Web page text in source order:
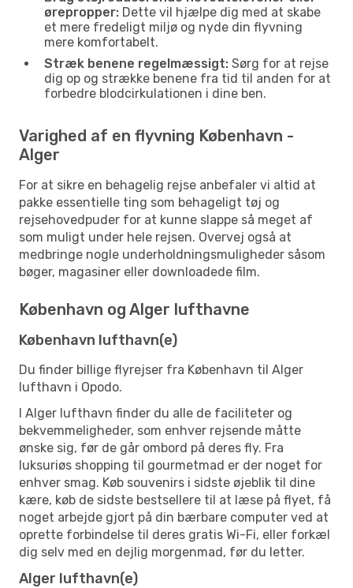
ørepropper: Dette vil hjælpe dig med at skabe
et mere fredeligt miljø og nyde din flyvning
mere komfortabelt.
Stræk benene regelmæssigt: Sørg for at rejse
dig op og strække benene fra tid til anden for at
forbedre blodcirkulationen i dine ben.
Varighed af en flyvning København -
Alger
For at sikre en behagelig rejse anbefaler vi altid at
pakke essentielle ting som behageligt tøj og
rejsehovedpuder for at kunne slappe så meget af
som muligt under hele rejsen. Overvej også at
medbringe nogle underholdningsmuligheder såsom
bøger, magasiner eller downloadede film.
København og Alger lufthavne
København lufthavn(e)
Du finder billige flyrejser fra København til Alger
lufthavn i Opodo.
I Alger lufthavn finder du alle de faciliteter og
bekvemmeligheder, som enhver rejsende måtte
ønske sig, før de går ombord på deres fly. Fra
luksuriøs shopping til gourmetmad er der noget for
enhver smag. Køb souvenirs i sidste øjeblik til dine
kære, køb de sidste bestsellere til at læse på flyet, få
noget arbejde gjort på din bærbare computer ved at
oprette forbindelse til deres gratis Wi-Fi, eller forkæl
dig selv med en dejlig morgenmad, før du letter.
Alger lufthavn(e)